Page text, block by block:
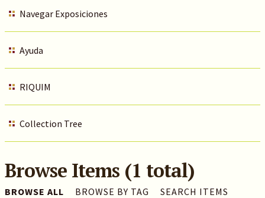
Navegar Exposiciones
Ayuda
RIQUIM
Collection Tree
Browse Items (1 total)
BROWSE ALL BROWSE BY TAG SEARCH ITEMS